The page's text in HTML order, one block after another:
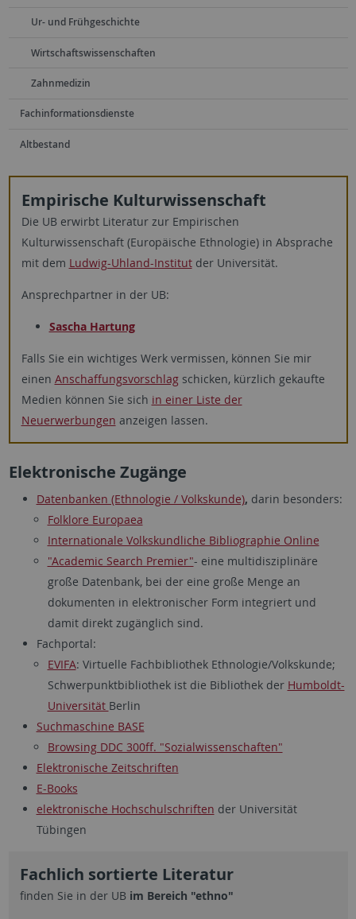
Ur- und Frühgeschichte
Wirtschaftswissenschaften
Zahnmedizin
Fachinformationsdienste
Altbestand
Empirische Kulturwissenschaft
Die UB erwirbt Literatur zur Empirischen
Kulturwissenschaft (Europäische Ethnologie) in Absprache
mit dem Ludwig-Uhland-Institutder Universität.
Ansprechpartner in der UB:
Sascha Hartung
Falls Sie ein wichtiges Werk vermissen, können Sie mir
einen Anschaffungsvorschlagschicken, kürzlich gekaufte
Medien können Sie sich in einer Liste der
Neuerwerbungen anzeigen lassen.
Elektronische Zugänge
Datenbanken (Ethnologie / Volkskunde), darin besonders:
Folklore Europaea
Internationale Volkskundliche Bibliographie Online
"Academic Search Premier"- eine multidisziplinäre
große Datenbank, bei der eine große Menge an
dokumenten in elektronischer Form integriert und
damit direkt zugänglich sind.
Fachportal:
EVIFA: Virtuelle Fachbibliothek Ethnologie/Volkskunde;
Schwerpunktbibliothek ist die Bibliothek der Humboldt-
Universität Berlin
Suchmaschine BASE
Browsing DDC 300ff. "Sozialwissenschaften"
Elektronische Zeitschriften
E-Books
elektronische Hochschulschriften der Universität
Tübingen
Fachlich sortierte Literatur
finden Sie in der UB im Bereich "ethno"